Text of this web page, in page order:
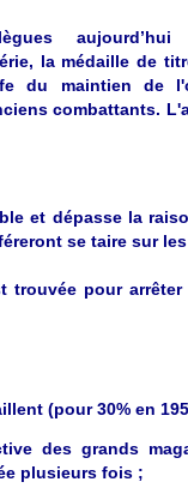
aujourd’hui
la médaille de
du maintien de
combattants.
et dépasse la
se taire sur
trouvée pour
(pour 30% en
des grands
plusieurs fois ;